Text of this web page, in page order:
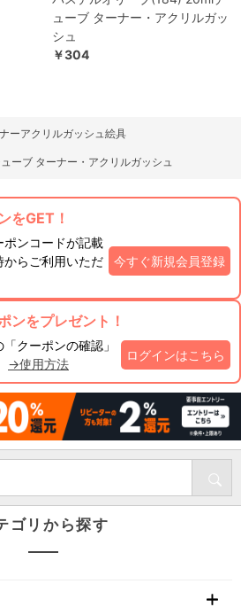
ューブ ターナー・アクリルガッ
シュ
￥304
ーアクリルガッシュ絵具
ーブ ターナー・アクリルガッシュ
をGET！
ンコードが記載
からご利用いただ
今すぐ新規会員登録
ンをプレゼント！
クーポンの確認」
→使用方法
ログインはこちら
ゴリから探す